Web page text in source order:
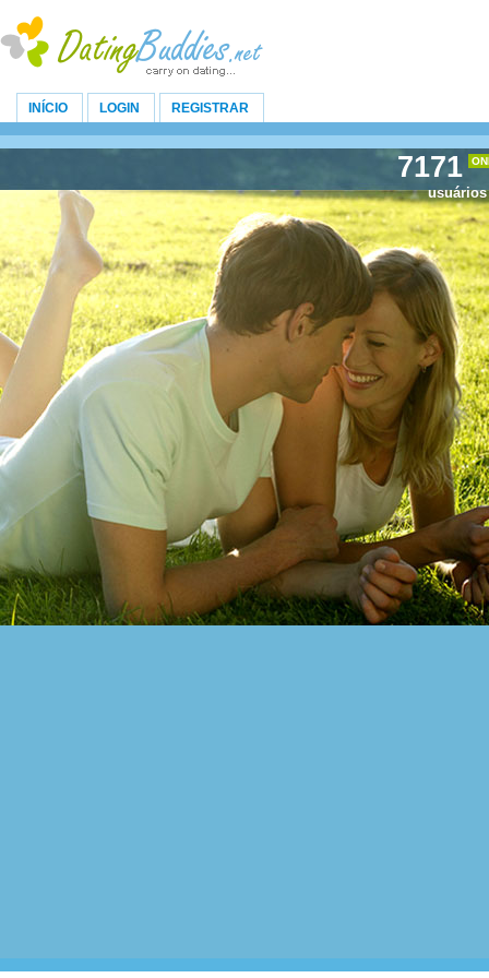
INÍCIO LOGIN REGISTRAR
7171
usuários